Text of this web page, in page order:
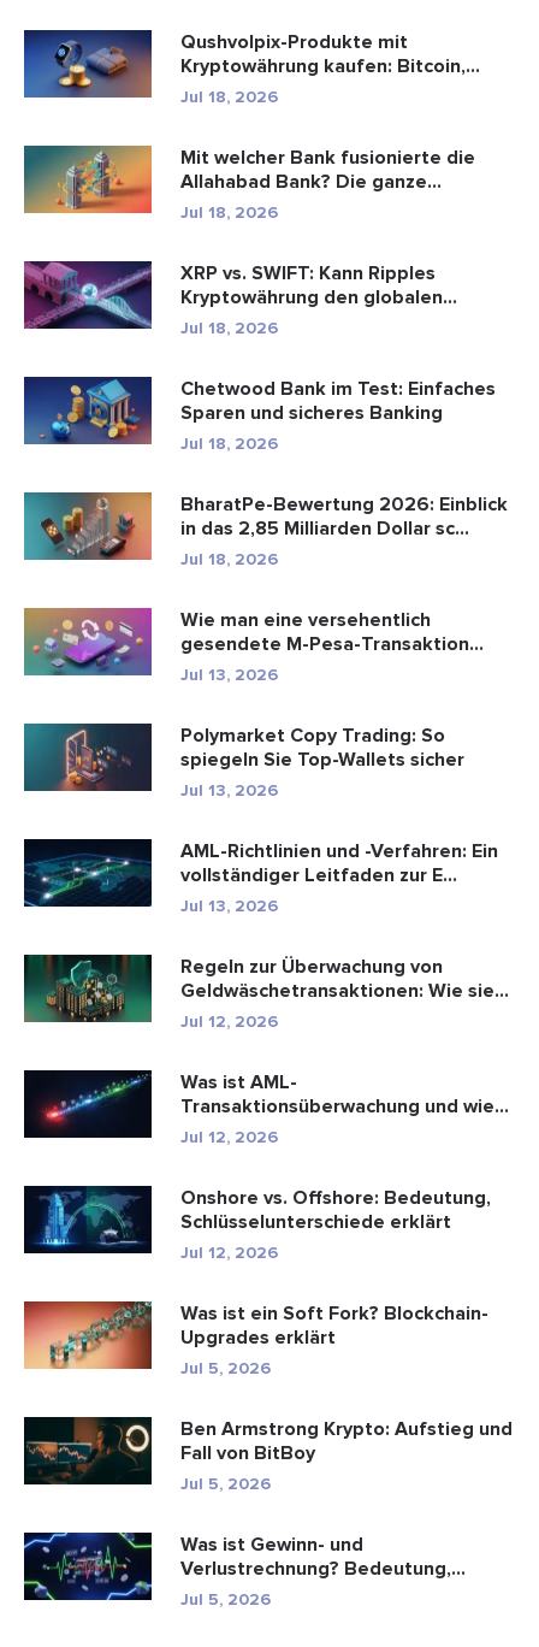
Qushvolpix-Produkte mit
Kryptowährung kaufen: Bitcoin,
Zahlungen ...
Jul 18, 2026
Mit welcher Bank fusionierte die
Allahabad Bank? Die ganze
Geschic...
Jul 18, 2026
XRP vs. SWIFT: Kann Ripples
Kryptowährung den globalen
Zahlungsve...
Jul 18, 2026
Chetwood Bank im Test: Einfaches
Sparen und sicheres Banking
Jul 18, 2026
BharatPe-Bewertung 2026: Einblick
in das 2,85 Milliarden Dollar sc...
Jul 18, 2026
Wie man eine versehentlich
gesendete M-Pesa-Transaktion
rückgäng...
Jul 13, 2026
Polymarket Copy Trading: So
spiegeln Sie Top-Wallets sicher
Jul 13, 2026
AML-Richtlinien und -Verfahren: Ein
vollständiger Leitfaden zur E...
Jul 13, 2026
Regeln zur Überwachung von
Geldwäschetransaktionen: Wie sie
Fina...
Jul 12, 2026
Was ist AML-
Transaktionsüberwachung und wie
funktioniert sie?
Jul 12, 2026
Onshore vs. Offshore: Bedeutung,
Schlüsselunterschiede erklärt
Jul 12, 2026
Was ist ein Soft Fork? Blockchain-
Upgrades erklärt
Jul 5, 2026
Ben Armstrong Krypto: Aufstieg und
Fall von BitBoy
Jul 5, 2026
Was ist Gewinn- und
Verlustrechnung? Bedeutung,
Formel und Berechn...
Jul 5, 2026